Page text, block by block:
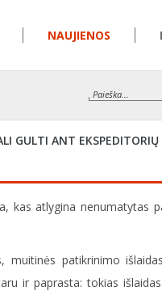
NAUJIENOS
GULTI ANT EKSPEDITORIŲ
kas atlygina nenumatytas
muitinės patikrinimo
ir paprasta: tokias